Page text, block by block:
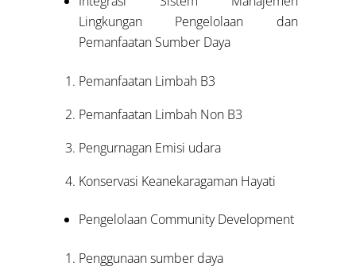
Lingkungan Pengelolaan dan
Pemanfaatan Sumber Daya
Pemanfaatan Limbah B3
Pemanfaatan Limbah Non B3
Pengurnagan Emisi udara
Konservasi Keanekaragaman Hayati
Pengelolaan Community Development
Penggunaan sumber daya